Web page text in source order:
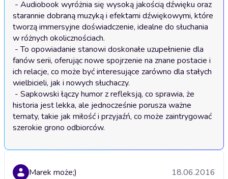
starannie dobraną muzyką i efektami dźwiękowymi, które
tworzą immersyjne doświadczenie, idealne do słuchania
w różnych okolicznościach.
fanów serii, oferując nowe spojrzenie na znane postacie i
ich relacje, co może być interesujące zarówno dla stałych
wielbicieli, jak i nowych słuchaczy.
historia jest lekka, ale jednocześnie porusza ważne
tematy, takie jak miłość i przyjaźń, co może zaintrygować
szerokie grono odbiorców.
Marek może;) 18.06.2016